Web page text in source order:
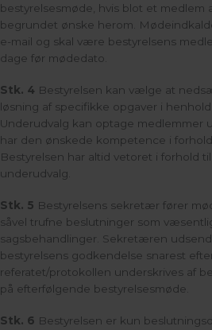
bestyrelsesmøde, hvis blot et
begrundet ønske herom.
e-mail og skal være bestyrelsens
dage før mødedato.
Stk. 4 Bestyrelsen kan vælge at
løsning af specifikke opgaver i henhold
Underudvalg kan optage medlemmer
har den ønskede kompetence i
Bestyrelsen har altid vetoret i forhold
underudvalg.
Stk. 5 Bestyrelsens sekretær fører
såvel trufne beslutninger som
sagsbehandlinger. Sekretæren
bestyrelsens godkendelse snarest
referatet/protokollen underskrives af
på efterfølgende bestyrelsesmøde.
Stk. 6 Bestyrelsen er kun